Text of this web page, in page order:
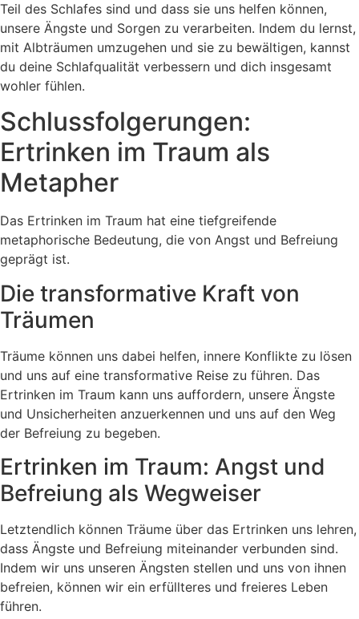
Teil des Schlafes sind und dass sie uns helfen können,
unsere Ängste und Sorgen zu verarbeiten. Indem du lernst,
mit Albträumen umzugehen und sie zu bewältigen, kannst
du deine Schlafqualität verbessern und dich insgesamt
wohler fühlen.
Schlussfolgerungen:
Ertrinken im Traum als
Metapher
Das Ertrinken im Traum hat eine tiefgreifende
metaphorische Bedeutung, die von Angst und Befreiung
geprägt ist.
Die transformative Kraft von
Träumen
Träume können uns dabei helfen, innere Konflikte zu lösen
und uns auf eine transformative Reise zu führen. Das
Ertrinken im Traum kann uns auffordern, unsere Ängste
und Unsicherheiten anzuerkennen und uns auf den Weg
der Befreiung zu begeben.
Ertrinken im Traum: Angst und
Befreiung als Wegweiser
Letztendlich können Träume über das Ertrinken uns lehren,
dass Ängste und Befreiung miteinander verbunden sind.
Indem wir uns unseren Ängsten stellen und uns von ihnen
befreien, können wir ein erfüllteres und freieres Leben
führen.